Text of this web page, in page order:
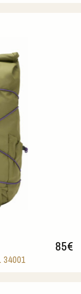
85€
34001